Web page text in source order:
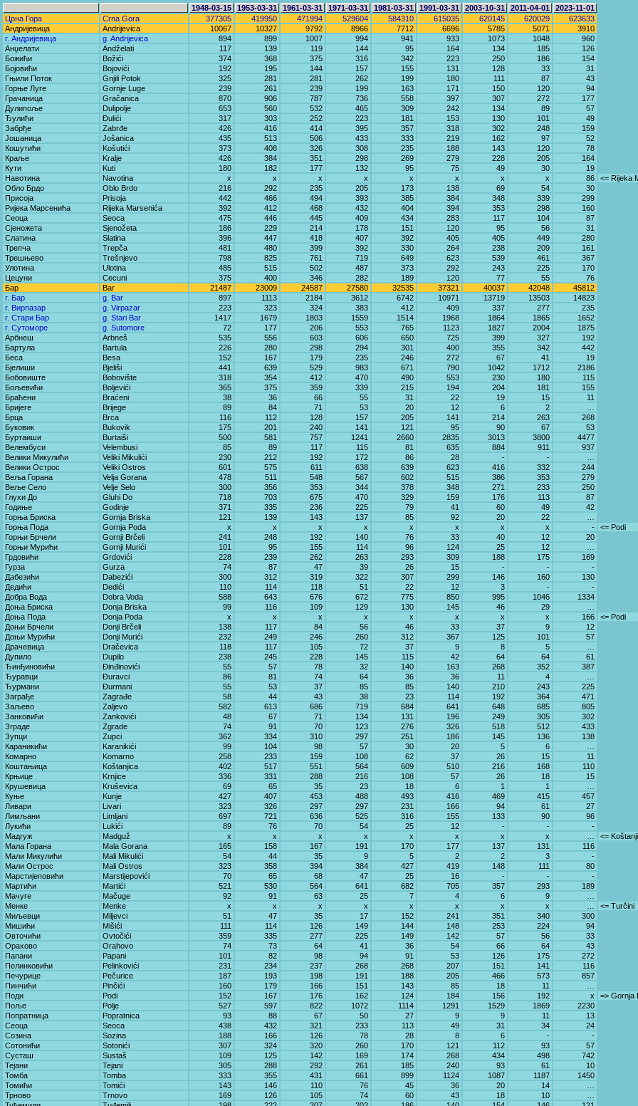
1948-03-15 1953-03-31 1961-03-31 1971-03-31 1981-03-31 1991-03-31 2003-10-31 2011-04-01
2023-11-01
Црна Гора
Crna Gora 377305 419950 471994 529604 584310 615035 620145 620029
623633
Андријевица
Andrijevica 10067 10327 9792 8966 7712 6696 5785 5071
3910
г. Андријевица
g. Andrijevica 894 899 1007 994 941 933 1073 1048
960
Анџелати
Andželati 117 139 119 144 95 164 134 185
126
Божићи
Božići 374 368 375 316 342 223 250 186
154
Бојовићи
Bojovići 192 195 144 157 155 131 128 33
31
Гњили Поток
Gnjili Potok 325 281 281 262 199 180 111 87
43
Горње Луге
Gornje Luge 239 261 239 199 163 171 150 120
94
Грачаница
Gračanica 870 906 787 736 558 397 307 272
177
Дулипоље
Dulipolje 653 560 532 465 309 242 134 89
57
Ђулићи
Đulići 317 303 252 223 181 153 130 101
49
Забрђе
Zabrđe 426 416 414 395 357 318 302 248
159
Јошаница
Jošanica 435 513 506 433 333 219 162 97
52
Кошутићи
Košutići 373 408 326 308 235 188 143 120
78
Краље
Kralje 426 384 351 298 269 279 228 205
164
Кути
Kuti 180 182 177 132 95 75 49 30
19
Навотина
Navotina x x x x x x x x 86
<= Rijeka
Обло Брдо
Oblo Brdo 216 292 235 205 173 138 69 54
30
Присоја
Prisoja 442 466 494 393 385 384 348 339
299
Ријека Марсенића
Rijeka Marsenića 392 412 468 432 404 394 353 298
160
Сеоца
Seoca 475 446 445 409 434 283 117 104
87
Сјеножета
Sjenožeta 186 229 214 178 151 120 95 56
31
Слатина
Slatina 396 447 418 407 392 405 405 449
280
Трепча
Trepča 481 480 399 392 330 264 238 209
161
Трешњево
Trešnjevo 798 825 761 719 649 623 539 461
367
Улотина
Ulotina 485 515 502 487 373 292 243 225
170
Цецуни
Cecuni 375 400 346 282 189 120 77 55
76
Бар
Bar 21487 23009 24587 27580 32535 37321 40037 42048
45812
г. Бар
g. Bar 897 1113 2184 3612 6742 10971 13719 13503
14823
г. Вирпазар
g. Virpazar 223 323 324 383 412 409 337 277
235
г. Стари Бар
g. Stari Bar 1417 1679 1803 1559 1514 1968 1864 1865
1652
г. Сутоморе
g. Sutomore 72 177 206 553 765 1123 1827 2004
1875
Арбнеш
Arbneš 535 556 603 606 650 725 399 327
192
Бартула
Bartula 226 280 298 294 301 400 355 342
442
Беса
Besa 152 167 179 235 246 272 67 41
19
Бјелиши
Bjeliši 441 639 529 983 671 790 1042 1712
2186
Бобовиште
Bobovište 318 354 412 470 490 553 230 180
115
Бољевићи
Boljevići 365 375 359 339 215 194 204 181
155
Браћени
Braćeni 38 36 66 55 31 22 19 15
11
Бријеге
Brijege 89 84 71 53 20 12 6 2
Брца
Brca 116 112 128 157 205 141 214 263
268
Буковик
Bukovik 175 201 240 141 121 95 90 67
53
Буртаиши
Burtaiši 500 581 757 1241 2660 2835 3013 3800
4477
Велембуси
Velembusi 85 89 117 115 81 635 884 911
937
Велики Микулићи
Veliki Mikulići 230 212 192 172 86 28 - -
Велики Острос
Veliki Ostros 601 575 611 638 639 623 416 332
244
Веља Горана
Velja Gorana 478 511 548 567 602 515 386 353
279
Веље Село
Velje Selo 300 356 353 344 378 348 271 233
250
Глухи До
Gluhi Do 718 703 675 470 329 159 176 113
87
Годиње
Godinje 371 335 236 225 79 41 60 49
42
Горња Бриска
Gornja Briska 121 139 143 137 85 92 20 22
Горња Пода
Gornja Poda x x x x x x x x -
<= Podi
Горњи Брчели
Gornji Brčeli 241 248 192 140 76 33 40 12
20
Горњи Мурићи
Gornji Murići 101 95 155 114 96 124 25 12
Грдовићи
Grdovići 228 239 262 263 293 309 188 175
169
Гурза
Gurza 74 87 47 39 26 15 - -
-
Дабезићи
Dabezići 300 312 319 322 307 299 146 160
130
Дедићи
Dedići 110 114 118 51 22 12 3 -
-
Добра Вода
Dobra Voda 588 643 676 672 775 850 995 1046
1334
Доња Бриска
Donja Briska 99 116 109 129 130 145 46 29
Доња Пода
Donja Poda x x x x x x x x 166
<= Podi
Доњи Брчели
Donji Brčeli 138 117 84 56 46 33 37 9
12
Доњи Мурићи
Donji Murići 232 249 246 260 312 367 125 101
57
Драчевица
Dračevica 118 117 105 72 37 9 8 5
Дупило
Dupilo 238 245 228 145 115 42 64 64
61
Ђинђиновићи
Đinđinovići 55 57 78 32 140 163 268 352
387
Ђуравци
Đuravci 86 81 74 64 36 36 11 4
Ђурмани
Đurmani 55 53 37 85 85 140 210 243
225
Заграђе
Zagrađe 58 44 43 38 23 114 192 364
471
Заљево
Zaljevo 582 613 686 719 684 641 648 685
805
Занковићи
Zankovići 48 67 71 134 131 196 249 305
302
Зграде
Zgrade 74 91 70 123 276 326 518 512
433
Зупци
Zupci 362 334 310 297 251 186 145 136
138
Караникићи
Karanikići 99 104 98 57 30 20 5 6
Комарно
Komarno 258 233 159 108 62 37 26 15
11
Коштањица
Koštanjica 402 517 551 564 609 510 216 168
110
Крњице
Krnjice 336 331 288 216 108 57 26 18
15
Крушевица
Kruševica 69 65 35 23 18 6 1 1
Куње
Kunje 427 407 453 488 493 416 469 415
457
Ливари
Livari 323 326 297 297 231 166 94 61
27
Лимљани
Limljani 697 721 636 525 316 155 133 90
96
Лукићи
Lukići 89 76 70 54 25 12 - -
-
Мадгуж
Madguž x x x x x x x x
<=
Мала Горана
Mala Gorana 165 158 167 191 170 177 137 131
116
Мали Микулићи
Mali Mikulići 54 44 35 9 5 2 2 3
-
Мали Острос
Mali Ostros 323 358 394 384 427 419 148 111
80
Марстијеповићи
Marstijepovići 70 65 68 47 25 16 - -
-
Мартићи
Martići 521 530 564 641 682 705 357 293
189
Мачуге
Mačuge 92 91 63 25 7 4 6 9
Менке
Menke x x x x x x x x
<= Turčini
Миљевци
Miljevci 51 47 35 17 152 241 351 340
300
Мишићи
Mišići 111 114 126 149 144 148 253 224
94
Овточићи
Ovtočići 359 335 277 225 149 142 57 56
33
Орахово
Orahovo 74 73 64 41 36 54 66 64
43
Папани
Papani 101 82 98 94 91 53 126 175
272
Пелинковићи
Pelinkovići 231 234 237 268 268 207 151 141
116
Печурице
Pečurice 187 193 198 191 188 205 466 573
857
Пинчићи
Pinčići 160 179 166 151 143 85 18 11
Поди
Podi 152 167 176 162 124 184 156 192 x
=> Gornja
Поље
Polje 527 597 822 1072 1114 1291 1529 1869
2230
Попратница
Popratnica 93 88 67 50 27 9 9 11
13
Сеоца
Seoca 438 432 321 233 113 49 31 34
24
Созина
Sozina 188 166 126 78 28 8 6 -
-
Сотонићи
Sotonići 307 324 320 260 170 121 112 93
57
Сусташ
Sustaš 109 125 142 169 174 268 434 498
742
Тејани
Tejani 305 288 292 261 185 240 93 61
10
Томба
Tomba 333 355 431 661 899 1124 1087 1187
1450
Томићи
Tomići 143 146 110 76 45 36 20 14
Трново
Trnovo 169 126 105 74 60 43 18 10